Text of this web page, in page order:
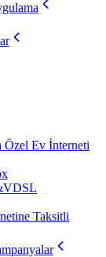
Özel Ev İnterneti
Taksitli